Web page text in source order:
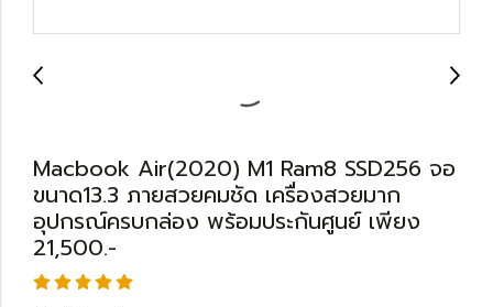
Macbook Air(2020) M1 Ram8 SSD256 จอ
ขนาด13.3 ภายสวยคมชัด เครื่องสวยมาก
อุปกรณ์ครบกล่อง พร้อมประกันศูนย์ เพียง
21,500.-